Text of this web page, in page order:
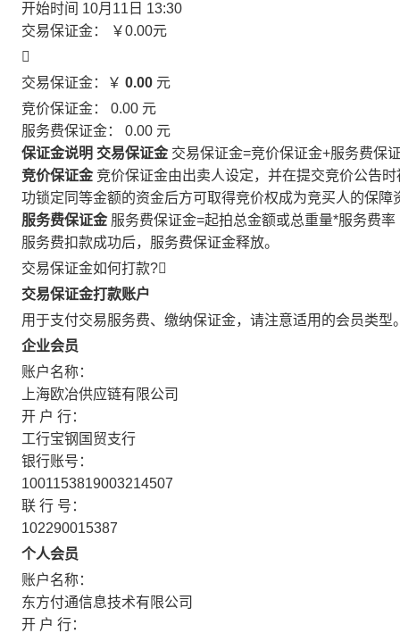
开始时间 10月11日 13:30
交易保证金：
￥0.00元

交易保证金：￥ 0.00 元
竞价保证金： 0.00 元
服务费保证金： 0.00 元
保证金说明 交易保证金 交易保证金=竞价保证金+服务费保
竞价保证金 竞价保证金由出卖人设定，并在提交竞价公告
功锁定同等金额的资金后方可取得竞价权成为竞买人的保障
服务费保证金 服务费保证金=起拍总金额或总重量*服务费率
服务费扣款成功后，服务费保证金释放。
交易保证金如何打款?
交易保证金打款账户
用于支付交易服务费、缴纳保证金，请注意适用的会员类型
企业会员
账户名称：
上海欧冶供应链有限公司
开 户 行：
工行宝钢国贸支行
银行账号：
1001153819003214507
联 行 号：
102290015387
个人会员
账户名称：
东方付通信息技术有限公司
开 户 行：